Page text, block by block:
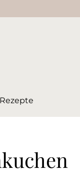
Rezepte